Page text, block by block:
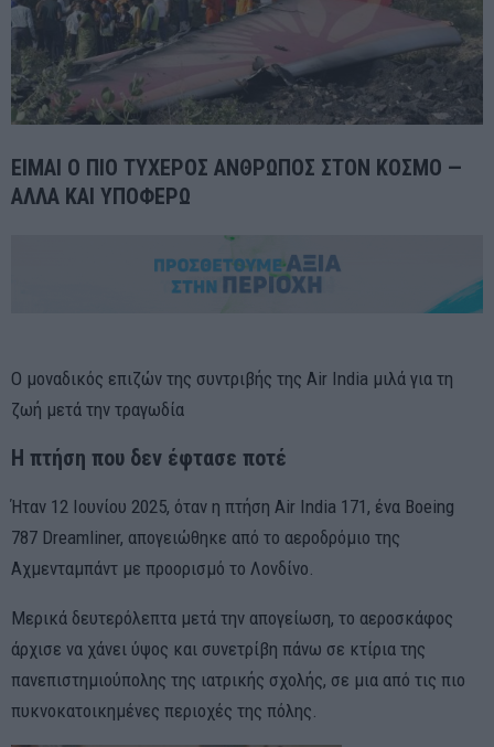
ΕΙΜΑΙ Ο ΠΙΟ ΤΥΧΕΡΟΣ ΑΝΘΡΩΠΟΣ ΣΤΟΝ ΚΟΣΜΟ —
ΑΛΛΑ ΚΑΙ ΥΠΟΦΕΡΩ
Ο μοναδικός επιζών της συντριβής της Air India μιλά για τη
ζωή μετά την τραγωδία
Η πτήση που δεν έφτασε ποτέ
Ήταν 12 Ιουνίου 2025, όταν η πτήση Air India 171, ένα Boeing
787 Dreamliner, απογειώθηκε από το αεροδρόμιο της
Αχμενταμπάντ με προορισμό το Λονδίνο.
Μερικά δευτερόλεπτα μετά την απογείωση, το αεροσκάφος
άρχισε να χάνει ύψος και συνετρίβη πάνω σε κτίρια της
πανεπιστημιούπολης της ιατρικής σχολής, σε μια από τις πιο
πυκνοκατοικημένες περιοχές της πόλης.